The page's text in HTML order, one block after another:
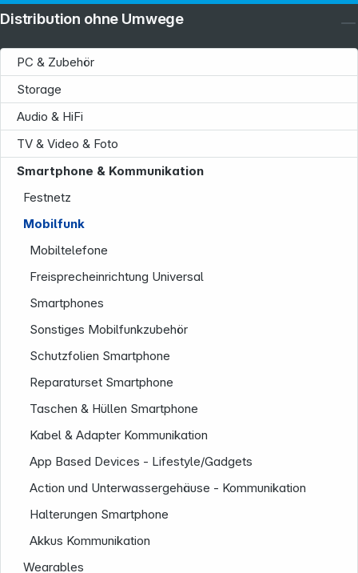
PC & Zubehör
Storage
Audio & HiFi
TV & Video & Foto
Smartphone & Kommunikation
Festnetz
Mobilfunk
Mobiltelefone
Freisprecheinrichtung Universal
Smartphones
Sonstiges Mobilfunkzubehör
Schutzfolien Smartphone
Reparaturset Smartphone
Taschen & Hüllen Smartphone
Kabel & Adapter Kommunikation
App Based Devices - Lifestyle/Gadgets
Action und Unterwassergehäuse - Kommunikation
Halterungen Smartphone
Akkus Kommunikation
Wearables
Distribution ohne Umwege
Service